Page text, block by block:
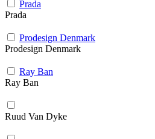
Prada
Prada
Prodesign Denmark
Prodesign Denmark
Ray Ban
Ray Ban
Ruud Van Dyke